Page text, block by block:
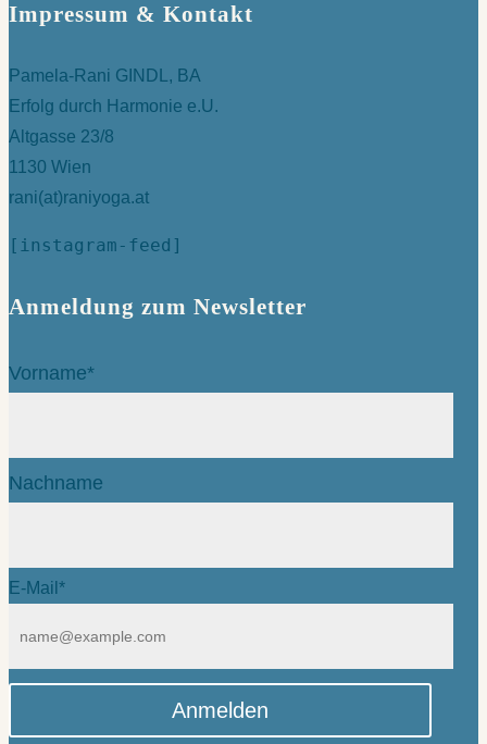
Impressum & Kontakt
Pamela-Rani GINDL, BA
Erfolg durch Harmonie e.U.
Altgasse 23/8
1130 Wien
rani(at)raniyoga.at
[instagram-feed]
Anmeldung zum Newsletter
Vorname*
Nachname
E-Mail*
Anmelden